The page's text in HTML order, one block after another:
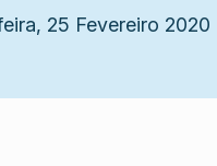
25 Fevereiro 2020